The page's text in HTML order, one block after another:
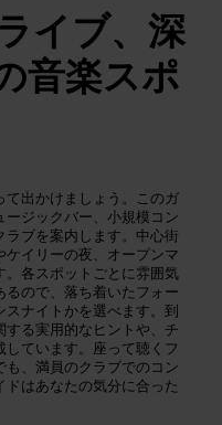
イブ、深
音楽スポ
出かけましょう。このガ
ジックバー、小規模コン
ブを案内します。中心街
イリーの夜、オープンマ
。各スポットごとに雰囲気
ので、落ち着いたフォー
ナイトかを選べます。到
る実用的なヒントや、チ
ています。座って聴くフ
、満員のクラブでのコン
はあなたの気分に合った